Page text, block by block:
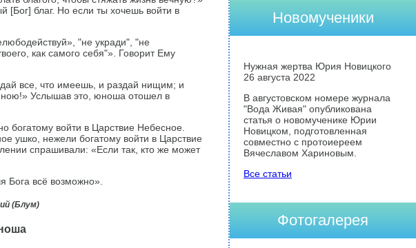
благ. Но если ты хочешь войти в
"не укради", "не
как самого себя"». Говорит Ему
все, что имеешь, и раздай нищим; и
Услышав это, юноша отошел в
богатому войти в Царствие Небесное.
ушко, нежели богатому войти в Царствие
спрашивали: «Если так, кто же может
Бога всё возможно».
(Блум)
Новомученики
Нужная жертва Юрия Новицкого
26 августа 2022
В августовском номере журнала
"Вода Живая" опубликована
статья о новомученике Юрии
Новицком, подготовленная
совместно с протоиереем
Вячеславом Хариновым.
Все статьи
Фотогалерея